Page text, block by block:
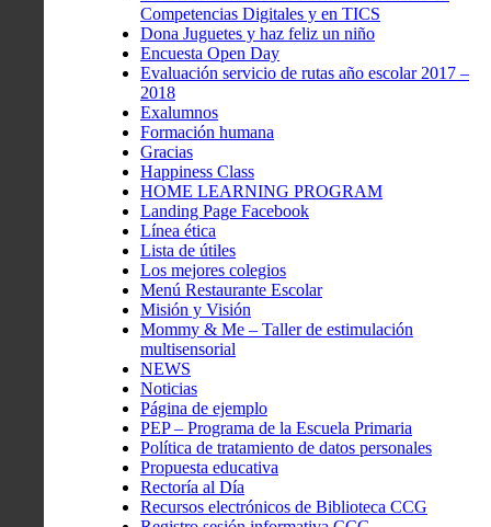
Competencias Digitales y en TICS
Dona Juguetes y haz feliz un niño
Encuesta Open Day
Evaluación servicio de rutas año escolar 2017 –
2018
Exalumnos
Formación humana
Gracias
Happiness Class
HOME LEARNING PROGRAM
Landing Page Facebook
Línea ética
Lista de útiles
Los mejores colegios
Menú Restaurante Escolar
Misión y Visión
Mommy & Me – Taller de estimulación
multisensorial
NEWS
Noticias
Página de ejemplo
PEP – Programa de la Escuela Primaria
Política de tratamiento de datos personales
Propuesta educativa
Rectoría al Día
Recursos electrónicos de Biblioteca CCG